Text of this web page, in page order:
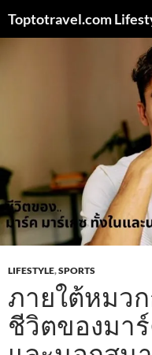
Toptotravel.com
LIFESTYLE,SPORTS
ภายใต้หมว
ชีวิตของมา